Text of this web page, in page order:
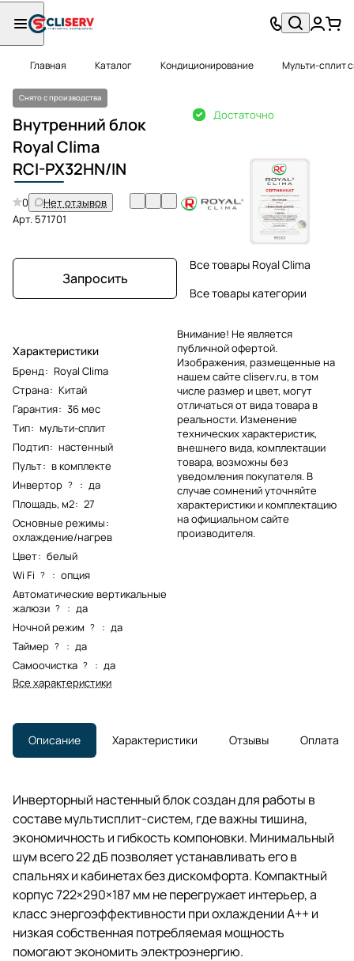
Главная Каталог Кондиционирование Мульти-сплит
Снято с производства
Внутренний блок
Royal Clima
RCI-PX32HN/IN
0
Нет отзывов
Арт. 571701
Запросить
Характеристики
Бренд: Royal Clima
Страна: Китай
Гарантия: 36 мес
Тип: мульти-сплит
Подтип: настенный
Пульт: в комплекте
Инвертор ? : да
Площадь, м2: 27
Основные режимы:
охлаждение/нагрев
Цвет: белый
Wi Fi ? : опция
Автоматические вертикальные
жалюзи ? : да
Ночной режим ? : да
Таймер ? : да
Самоочистка ? : да
Все характеристики
Достаточно
Все товары Royal Clima
Все товары категории
Внимание! Не является
публичной офертой.
Изображения, размещенные на
нашем сайте cliserv.ru, в том
числе размер и цвет, могут
отличаться от вида товара в
реальности. Изменение
технических характеристик,
внешнего вида, комплектации
товара, возможны без
уведомления покупателя. В
случае сомнений уточняйте
характеристики и комплектацию
на официальном сайте
производителя.
Описание Характеристики Отзывы Оплата
Инверторный настенный блок создан для работы в
составе мультисплит-систем, где важны тишина,
экономичность и гибкость компоновки. Минимальный
шум всего 22 дБ позволяет устанавливать его в
спальнях и кабинетах без дискомфорта. Компактный
корпус 722×290×187 мм не перегружает интерьер, а
класс энергоэффективности при охлаждении A++ и
низкая собственная потребляемая мощность
помогают экономить электроэнергию.